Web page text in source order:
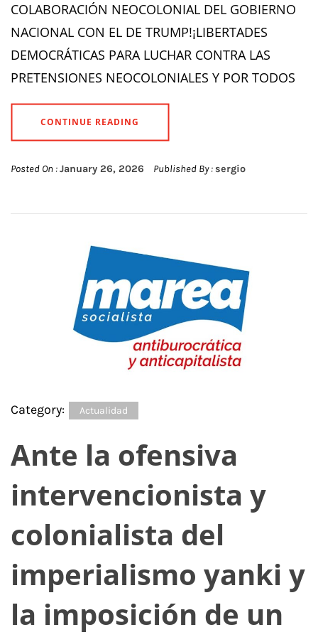
COLABORACIÓN NEOCOLONIAL DEL GOBIERNO
NACIONAL CON EL DE TRUMP!¡LIBERTADES
DEMOCRÁTICAS PARA LUCHAR CONTRA LAS
PRETENSIONES NEOCOLONIALES Y POR TODOS
CONTINUE READING
Posted On :January 26, 2026 Published By :sergio
Category: Actualidad
Ante la ofensiva
intervencionista y
colonialista del
imperialismo yanki y
la imposición de un